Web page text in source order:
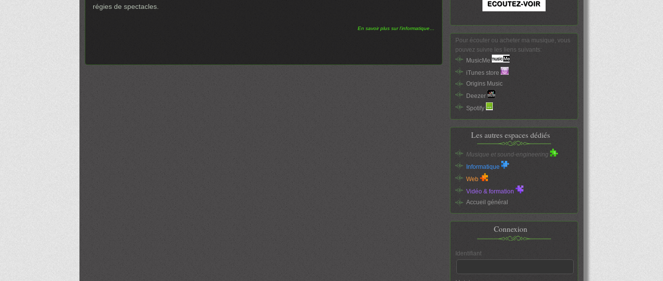
régies de spectacles.
En savoir plus sur l’informatique…
Pour écouter ou acheter ma musique, vous
pouvez suivre les liens suivants:
MusicMe
iTunes store
Origins Music
Deezer
Spotify
Les autres espaces dédiés
Musique et sound-engineering
Informatique
Web
Vidéo & formation
Accueil général
Connexion
Identifiant